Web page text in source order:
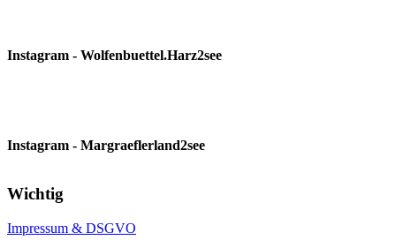
Instagram - Wolfenbuettel.Harz2see
Instagram - Margraeflerland2see
Wichtig
Impressum & DSGVO